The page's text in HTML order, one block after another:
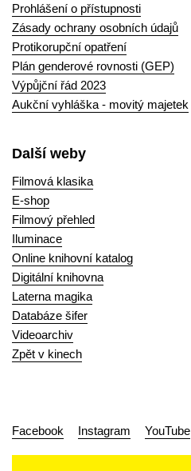
Prohlášení o přístupnosti
Zásady ochrany osobních údajů
Protikorupční opatření
Plán genderové rovnosti (GEP)
Výpůjční řád 2023
Aukční vyhláška - movitý majetek
Další weby
Filmová klasika
E-shop
Filmový přehled
Iluminace
Online knihovní katalog
Digitální knihovna
Laterna magika
Databáze šifer
Videoarchiv
Zpět v kinech
Facebook Instagram YouTube